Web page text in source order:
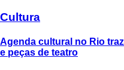
Cultura
Agenda cultural no Rio
e peças de teatro